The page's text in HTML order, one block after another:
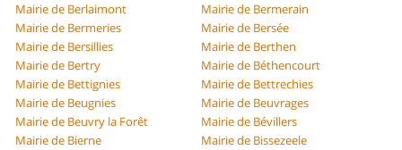
Mairie de Berlaimont
Mairie de Bermerain
Mairie de Bermeries
Mairie de Bersée
Mairie de Bersillies
Mairie de Berthen
Mairie de Bertry
Mairie de Béthencourt
Mairie de Bettignies
Mairie de Bettrechies
Mairie de Beugnies
Mairie de Beuvrages
Mairie de Beuvry la Forêt
Mairie de Bévillers
Mairie de Bierne
Mairie de Bissezeele